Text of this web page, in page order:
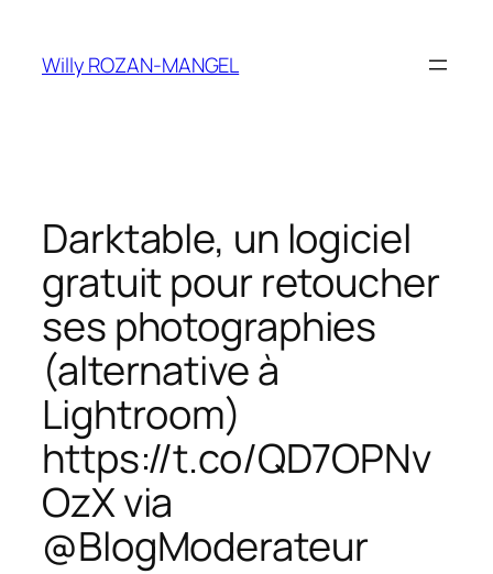
contenu
Willy ROZAN-MANGEL
Darktable, un logiciel
gratuit pour retoucher
ses photographies
(alternative à
Lightroom)
https://t.co/QD7OPNv
OzX via
@BlogModerateur